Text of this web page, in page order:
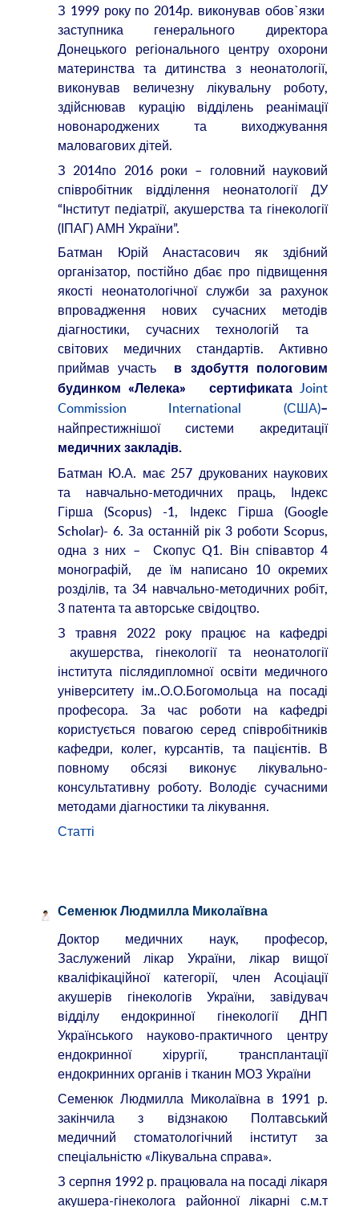
З 1999 року по 2014р. виконував обов`язки
заступника генерального директора
Донецького регіонального центру охорони
материнства та дитинства з неонатології,
виконував величезну лікувальну роботу,
здійснював курацію відділень реанімації
новонароджених та виходжування
маловагових дітей.
З 2014по 2016 роки – головний науковий
співробітник відділення неонатології ДУ
“Інститут педіатрії, акушерства та гінекології
(ІПАГ) АМН України”.
Батман Юрій Анастасович як здібний
організатор, постійно дбає про підвищення
якості неонатологічної служби за рахунок
впровадження нових сучасних методів
діагностики, сучасних технологій та
світових медичних стандартів. Активно
приймав участь
в здобуття пологовим
будинком «Лелека» сертификатаJoint
Commission International (США)–
найпрестижнішої системи акредитації
медичних закладів.
Батман Ю.А. має 257 друкованих наукових
та навчально-методичних праць, Індекс
Гірша (Scopus) -1, Індекс Гірша (Google
Scholar)- 6. За останній рік 3 роботи Scopus,
одна з них – Скопус Q1. Він співавтор 4
монографій, де їм написано 10 окремих
розділів, та 34 навчально-методичних робіт,
3 патента та авторське свідоцтво.
З травня 2022 року працює на кафедрі
акушерства, гінекології та неонатології
інститута післядипломної освіти медичного
університету ім..О.О.Богомольца на посаді
професора. За час роботи на кафедрі
користується повагою серед співробітників
кафедри, колег, курсантів, та пацієнтів. В
повному обсязі виконує лікувально-
консультативну роботу. Володіє сучасними
методами діагностики та лікування.
Статті
Семенюк Людмилла Миколаївна
Доктор медичних наук, професор,
Заслужений лікар України, лікар вищої
кваліфікаційної категорії, член Асоціації
акушерів гінекологів України, завідувач
відділу ендокринної гінекології ДНП
Українського науково-практичного центру
ендокринної хірургії, трансплантації
ендокринних органів і тканин МОЗ України
Семенюк Людмилла Миколаївна в 1991 р.
закінчила з відзнакою Полтавський
медичний стоматологічний інститут за
спеціальністю «Лікувальна справа».
З серпня 1992 р. працювала на посаді лікаря
акушера-гінеколога районної лікарні с.м.т